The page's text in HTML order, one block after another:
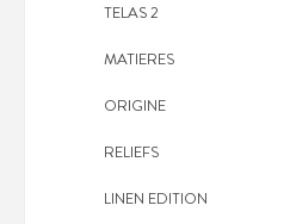
TELAS 2
MATIERES
ORIGINE
RELIEFS
LINEN EDITION